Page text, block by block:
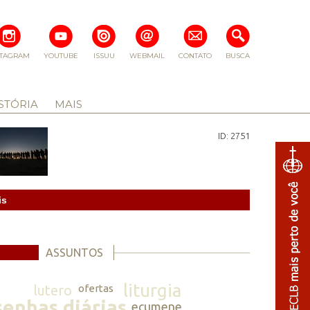
BUSCA
CONTATO
WEBMAIL
ISSUU
YOUTUBE
MAIS
ID: 2751
ASSUNTOS
lutero ofertas liturgia
ecumene